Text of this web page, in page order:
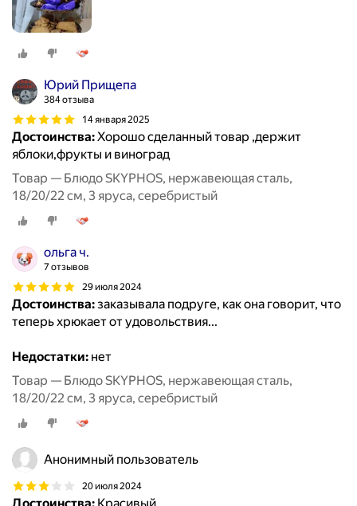
Юрий Прищепа
384 отзыва
14 января 2025
Достоинства:Хорошо сделанный товар ,держит
яблоки,фрукты и виноград
Товар — Блюдо SKYPHOS, нержавеющая сталь,
18/20/22 см, 3 яруса, серебристый
ольга ч.
7 отзывов
29 июля 2024
Достоинства:заказывала подруге, как она говорит, что
теперь хрюкает от удовольствия...
Недостатки: нет
Товар — Блюдо SKYPHOS, нержавеющая сталь,
18/20/22 см, 3 яруса, серебристый
Анонимный пользователь
20 июля 2024